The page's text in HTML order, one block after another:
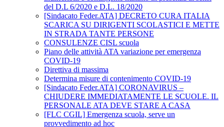
del D.L 6/2020 e D.L. 18/2020
[Sindacato Feder.ATA] DECRETO CURA ITALIA
SCARICA SU DIRIGENTI SCOLASTICI E METTE
IN STRADA TANTE PERSONE
CONSULENZE CISL scuola
Piano delle attività ATA variazione per emergenza
COVID-19
Direttiva di massima
Determina misure di contenimento COVID-19
[Sindacato Feder.ATA] CORONAVIRUS –
CHIUDERE IMMEDIATAMENTE LE SCUOLE. IL
PERSONALE ATA DEVE STARE A CASA
[FLC CGIL] Emergenza scuola, serve un
provvedimento ad hoc